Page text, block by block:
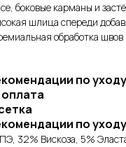
боковые карманы и
шлица спереди
обработка
по уходу
по уходу
32% Вискоза, 5%